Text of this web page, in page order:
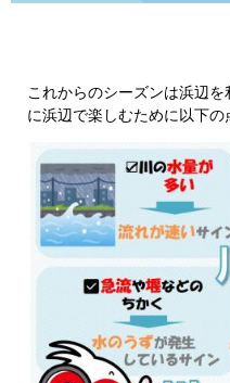
これからのシーズンは浜辺
に浜辺で楽しむために以下の